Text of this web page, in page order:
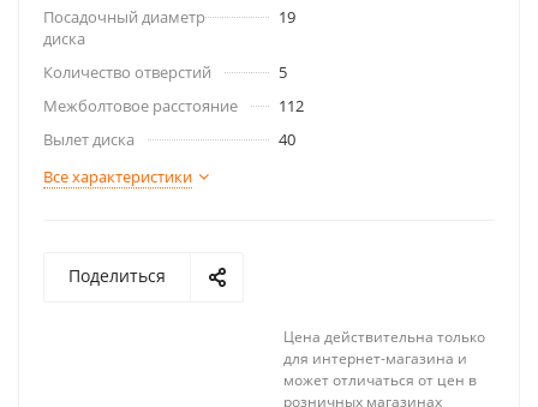
Посадочный диаметр
диска
19
Количество отверстий
5
Межболтовое расстояние
112
Вылет диска
40
Все характеристики
Поделиться
Цена действительна только
для интернет-магазина и
может отличаться от цен в
розничных магазинах